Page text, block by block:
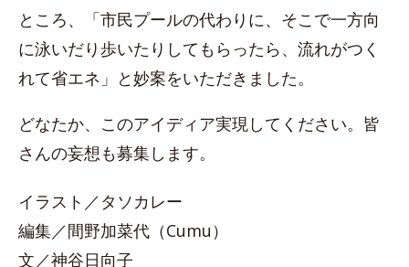
ところ、「市民プールの代わりに、そこで一方向
に泳いだり歩いたりしてもらったら、流れがつく
れて省エネ」と妙案をいただきました。
どなたか、このアイディア実現してください。皆
さんの妄想も募集します。
イラスト／タソカレー
編集／間野加菜代（Cumu）
文／神谷日向子